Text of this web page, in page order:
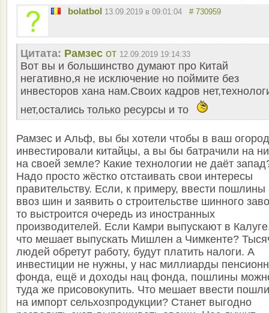
bolatbol 13.09.2019 в 09:01:04 # 730959
Цитата: Рамзес от 12.09.2019 19:14:33
Вот вы и большинство думают про Китай
негативно,я не исключение но поймите без
инвесторов хана нам.Своих кадров
нет,остались только ресурсы и то
Рамзес и Альф, вы бы хотели чтобы в ваш огород
инвестировали китайцы, а вы бы батрачили на
на своей земле? Какие технологии не даёт
Надо просто жёстко отстаивать свои интересы
правительству. Если, к примеру, ввести пошлины
ввоз шин и заявить о строительстве шинного
то выстроится очередь из иностранных
производителей. Если Камри выпускают в
что мешает выпускать Мишлен а Чимкенте?
людей обретут работу, будут платить налоги. А
инвестиции не нужны, у нас миллиарды
фонда, ещё и доходы нац фонда, пошлины
туда же присовокупить. Что мешает ввести
на импорт сельхозпродукции? Станет выгодно